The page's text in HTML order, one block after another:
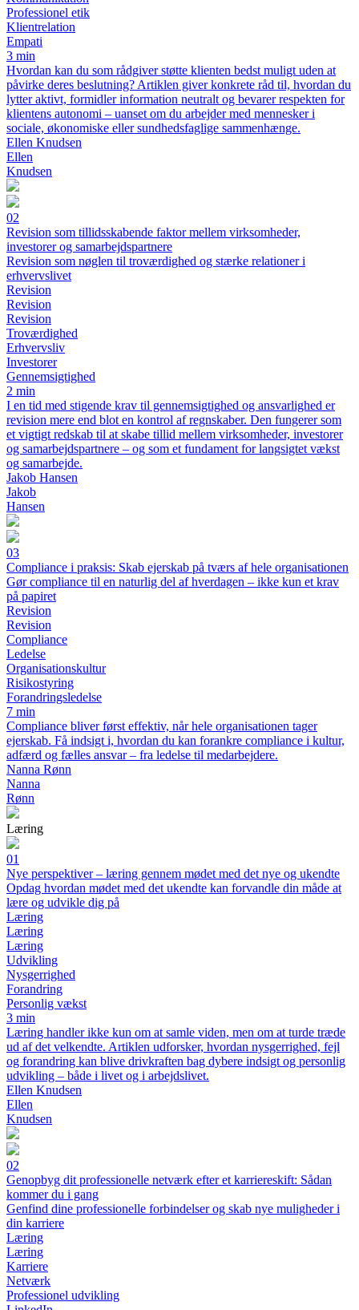
Professionel etik
Klientrelation
Empati
3 min
Hvordan kan du som rådgiver støtte klienten bedst muligt uden at
påvirke deres beslutning? Artiklen giver konkrete råd til, hvordan du
lytter aktivt, formidler information neutralt og bevarer respekten for
klientens autonomi – uanset om du arbejder med mennesker i
sociale, økonomiske eller sundhedsfaglige sammenhænge.
Ellen Knudsen
Ellen
Knudsen
02
Revision som tillidsskabende faktor mellem virksomheder,
investorer og samarbejdspartnere
Revision som nøglen til troværdighed og stærke relationer i
erhvervslivet
Revision
Revision
Revision
Troværdighed
Erhvervsliv
Investorer
Gennemsigtighed
2 min
I en tid med stigende krav til gennemsigtighed og ansvarlighed er
revision mere end blot en kontrol af regnskaber. Den fungerer som
et vigtigt redskab til at skabe tillid mellem virksomheder, investorer
og samarbejdspartnere – og som et fundament for langsigtet vækst
og samarbejde.
Jakob Hansen
Jakob
Hansen
03
Compliance i praksis: Skab ejerskab på tværs af hele organisationen
Gør compliance til en naturlig del af hverdagen – ikke kun et krav
på papiret
Revision
Revision
Compliance
Ledelse
Organisationskultur
Risikostyring
Forandringsledelse
7 min
Compliance bliver først effektiv, når hele organisationen tager
ejerskab. Få indsigt i, hvordan du kan forankre compliance i kultur,
adfærd og fælles ansvar – fra ledelse til medarbejdere.
Nanna Rønn
Nanna
Rønn
Læring
01
Nye perspektiver – læring gennem mødet med det nye og ukendte
Opdag hvordan mødet med det ukendte kan forvandle din måde at
lære og udvikle dig på
Læring
Læring
Læring
Udvikling
Nysgerrighed
Forandring
Personlig vækst
3 min
Læring handler ikke kun om at samle viden, men om at turde træde
ud af det velkendte. Artiklen udforsker, hvordan nysgerrighed, fejl
og forandring kan blive drivkraften bag dybere indsigt og personlig
udvikling – både i livet og i arbejdslivet.
Ellen Knudsen
Ellen
Knudsen
02
Genopbyg dit professionelle netværk efter et karriereskift: Sådan
kommer du i gang
Genfind dine professionelle forbindelser og skab nye muligheder i
din karriere
Læring
Læring
Karriere
Netværk
Professionel udvikling